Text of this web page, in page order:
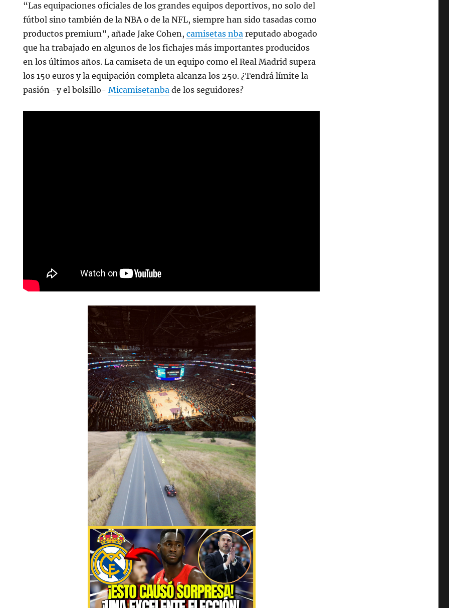
“Las equipaciones oficiales de los grandes equipos deportivos, no solo del
fútbol sino también de la NBA o de la NFL, siempre han sido tasadas como
productos premium”, añade Jake Cohen,camisetas nba reputado abogado
que ha trabajado en algunos de los fichajes más importantes producidos
en los últimos años. La camiseta de un equipo como el Real Madrid supera
los 150 euros y la equipación completa alcanza los 250. ¿Tendrá límite la
pasión -y el bolsillo-Micamisetanba de los seguidores?